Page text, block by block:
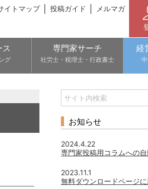
イトマップ 投稿ガイド メルマガ
グ
専門家サーチ
社労士・税理士・行政書士
経
お知らせ
2024.4.22
専門家投稿用コラムへの
2023.11.1
無料ダウンロードページ